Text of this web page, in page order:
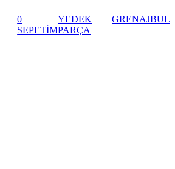
0
SEPETİM
YEDEK
PARÇA
GRENAJBUL